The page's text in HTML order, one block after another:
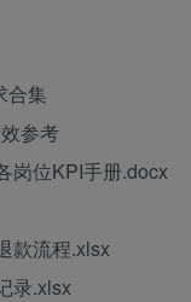
合集
参考
岗位KPI手册.docx
款流程.xlsx
录.xlsx